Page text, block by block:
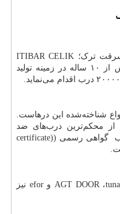
ترک؛ ITIBAR CELIK
است. این شرکت با سابقه بیش از ۱۰ ساله در زمینه تولید
شناخته‌شده این درهاست.
محکم‌ترین درب‌های ضد
گواهی رسمی (certificate)
، AGT DOOR وefor نیز